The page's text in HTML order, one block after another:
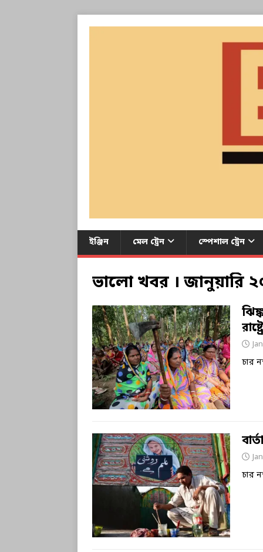
ইঞ্জিন মেল ট্রেন স্পেশাল ট্রেন
ভালো খবর । জানুয়ারি
চার
চার